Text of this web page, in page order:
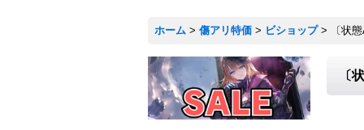
ホーム > 傷アリ特価 > ビショップ > 〔状
〔